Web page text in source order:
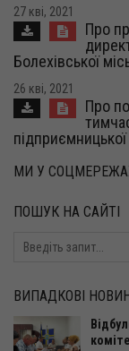
27 кві, 2021
Про
Болехівської
26 кві, 2021
Про
підприємницької
МИ У
ПОШУК НА САЙТІ
ВИПАДКОВІ